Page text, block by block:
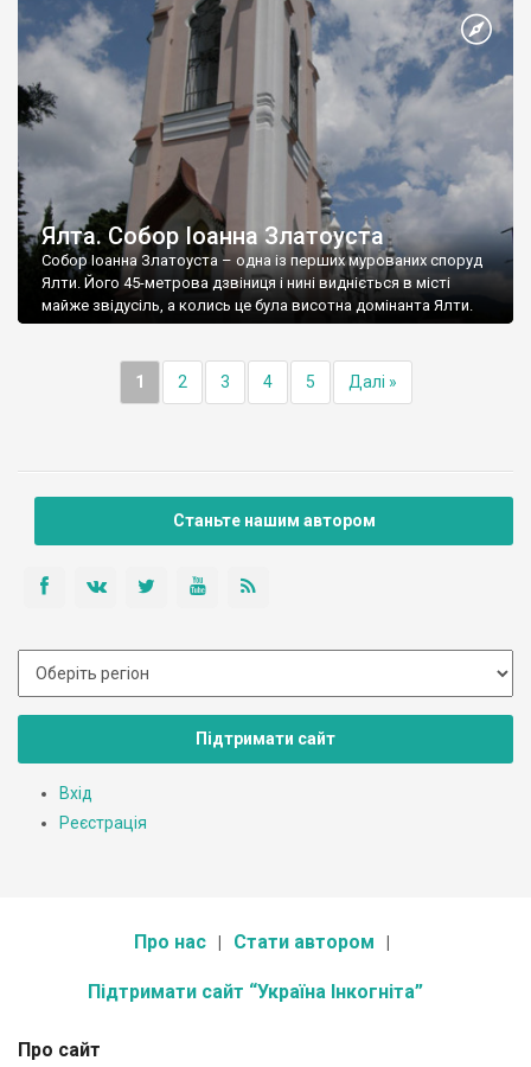
Ялта. Собор Іоанна Златоуста
Собор Іоанна Златоуста – одна із перших мурованих споруд
Ялти. Його 45-метрова дзвіниця і нині видніється в місті
майже звідусіль, а колись це була висотна домінанта Ялти.
1 2 3 4 5 Далі »
Станьте нашим автором
Підтримати сайт
Вхід
Реєстрація
Про нас Стати автором
Підтримати сайт “Україна Інкогніта”
Про сайт